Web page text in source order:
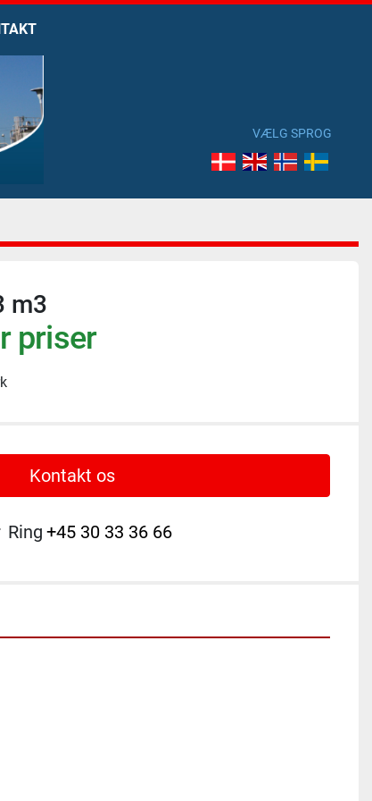
VÆLG SPROG
m3
priser
Kontakt os
Ring +45 30 33 36 66